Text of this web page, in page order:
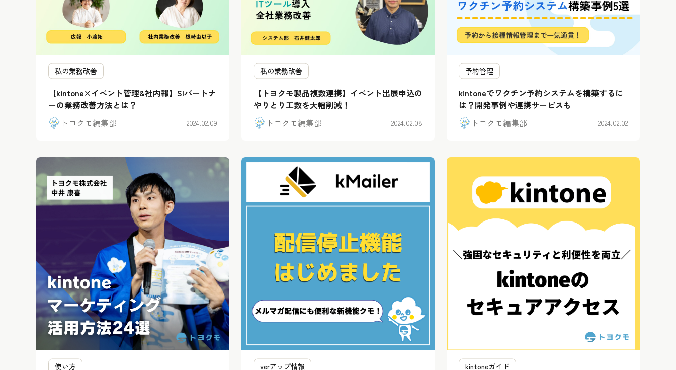
私の業務改善
【kintone×イベント管理&社内報】SIパートナ
ーの業務改善方法とは？
トヨクモ編集部
2024.02.09
私の業務改善
【トヨクモ製品複数連携】イベント出展申込の
やりとり工数を大幅削減！
トヨクモ編集部
2024.02.08
予約管理
kintoneでワクチン予約システムを構築するに
は？開発事例や連携サービスも
トヨクモ編集部
2024.02.02
使い方 verアップ情報 kintoneガイド